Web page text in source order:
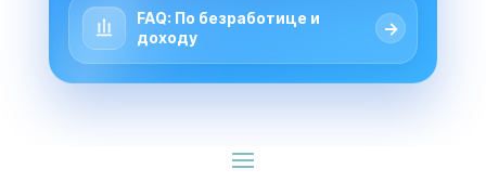
FAQ: По безработице и
доходу
→